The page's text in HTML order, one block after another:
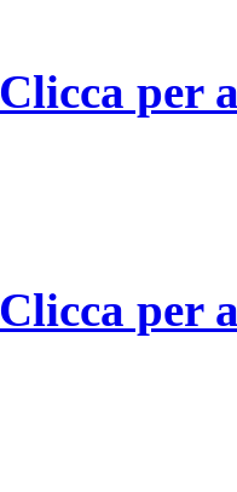
Clicca per
Clicca per